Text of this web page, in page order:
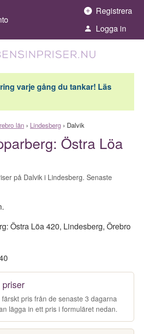
Registrera
Logga in
varje gång du tankar! Läs
län › Lindesberg › Dalvik
Östra Löa
på Dalvik i Lindesberg. Senaste
Östra Löa 420, Lindesberg, Örebro
pris från de senaste 3 dagarna
lägga in ett pris i formuläret nedan.